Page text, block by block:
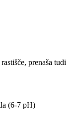
prenaša tudi
(6-7 pH)